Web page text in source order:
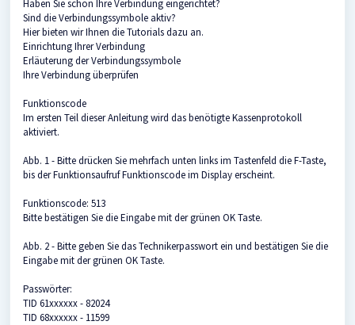
Haben Sie schon Ihre Verbindung eingerichtet?
Sind die Verbindungssymbole aktiv?
Hier bieten wir Ihnen die Tutorials dazu an.
Einrichtung Ihrer Verbindung
Erläuterung der Verbindungssymbole
Ihre Verbindung überprüfen
Funktionscode
Im ersten Teil dieser Anleitung wird das benötigte Kassenprotokoll
aktiviert.
Abb. 1 - Bitte drücken Sie mehrfach unten links im Tastenfeld die F-Taste,
bis der Funktionsaufruf Funktionscode im Display erscheint.
Funktionscode: 513
Bitte bestätigen Sie die Eingabe mit der grünen OK Taste.
Abb. 2 - Bitte geben Sie das Technikerpasswort ein und bestätigen Sie die
Eingabe mit der grünen OK Taste.
Passwörter:
TID 61xxxxxx - 82024
TID 68xxxxxx - 11599